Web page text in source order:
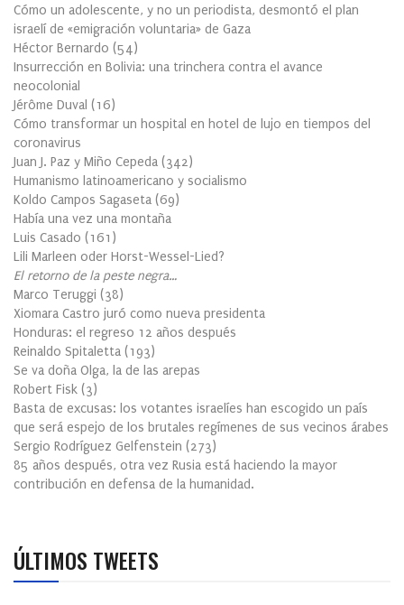
Cómo un adolescente, y no un periodista, desmontó el plan
israelí de «emigración voluntaria» de Gaza
Héctor Bernardo (54)
Insurrección en Bolivia: una trinchera contra el avance
neocolonial
Jérôme Duval (16)
Cómo transformar un hospital en hotel de lujo en tiempos del
coronavirus
Juan J. Paz y Miño Cepeda (342)
Humanismo latinoamericano y socialismo
Koldo Campos Sagaseta (69)
Había una vez una montaña
Luis Casado (161 )
Lili Marleen oder Horst-Wessel-Lied?
El retorno de la peste negra…
Marco Teruggi (38)
Xiomara Castro juró como nueva presidenta
Honduras: el regreso 12 años después
Reinaldo Spitaletta (193)
Se va doña Olga, la de las arepas
Robert Fisk (3)
Basta de excusas: los votantes israelíes han escogido un país
que será espejo de los brutales regímenes de sus vecinos árabes
Sergio Rodríguez Gelfenstein (273)
85 años después, otra vez Rusia está haciendo la mayor
contribución en defensa de la humanidad.
ÚLTIMOS TWEETS